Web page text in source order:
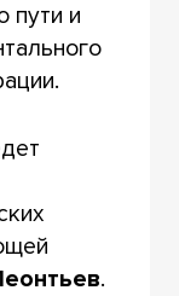
пути и
.